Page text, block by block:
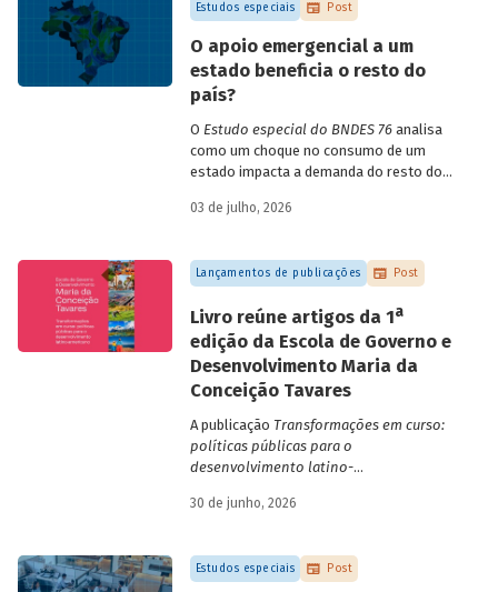
para analisar a evolução da renda dos
Estudos especiais Post
O apoio emergencial a um
estado beneficia o resto do
país?
O Estudo especial do BNDES 76analisa
como um choque no consumo de um
estado impacta a demanda do resto do
Grande do Sul.
03 de julho, 2026
Lançamentos de publicações Post
Livro reúne artigos da 1a
edição da Escola de Governo e
Desenvolvimento Maria da
Conceição Tavares
A publicação Transformações em curso:
políticas públicas para o
desenvolvimento latino-
da Escola de Governo e Desenvolvimento
30 de junho, 2026
Estudos especiais Post